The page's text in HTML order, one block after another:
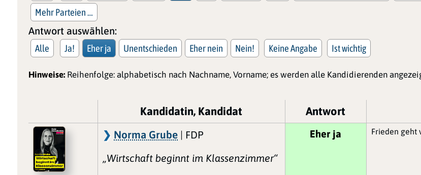
Mehr Parteien …
Antwort auswählen:
Alle Ja! Eher ja Unentschieden Eher nein Nein! Keine Angabe Ist wichtig
Hinweise: Reihenfolge: alphabetisch nach Nachname, Vorname; es werden alle Kandidierenden
Kandidatin, Kandidat Antwort
Norma Grube | FDP
„Wirtschaft beginnt im Klassenzimmer“
Eher ja Frieden geht